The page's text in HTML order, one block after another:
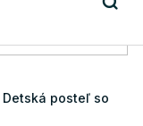
Detská posteľ so